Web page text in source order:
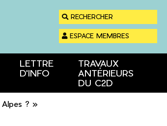
RECHERCHER
ESPACE MEMBRES
LETTRE
D'INFO
TRAVAUX
ANTÉRIEURS
DU C2D
Alpes ? »